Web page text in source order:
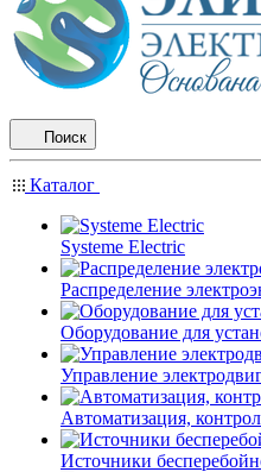
Поиск
Каталог
Systeme Electric
Распределение
Оборудование для
Управление
Автоматизация,
Источники